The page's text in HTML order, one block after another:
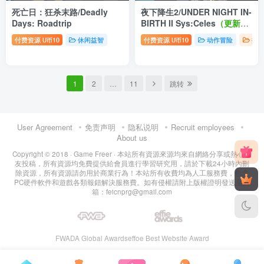
死亡日：狂杀末路/Deadly
Days: Roadtrip
付费资源 U币10 休闲益智
夜下降生2/UNDER NIGHT IN-
BIRTH II Sys:Celes （更新
1.24+全DLC）
付费资源 U币10 动作冒险 推
1 2 11 跳转
User Agreement 免责声明 隐私说明
Recruit employees
About us
Copyright © 2018 · Game Freer · 本站所有資源來源均來自網絡分享或熱心網
友投稿，所有資源均免費提供給會員進行學習研究用，請於下載24小時內刪
除資源，所有資源請勿用於商業行為！本站所有收費均為人工服務費，包含
PC硬件軟件和遊戲各類報錯解決服務費。如有侵權請附上版權證明發送至郵
箱：feicnprg@gmail.com
FWADA Global Awardseffoe Best Website Award